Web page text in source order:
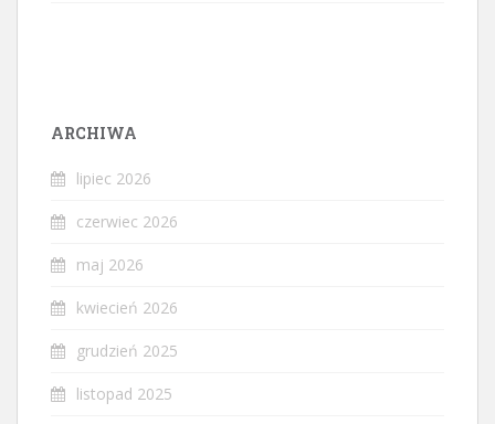
ARCHIWA
lipiec 2026
czerwiec 2026
maj 2026
kwiecień 2026
grudzień 2025
listopad 2025